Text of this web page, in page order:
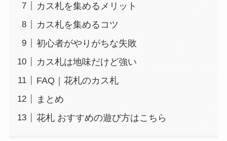
カス札を集めるメリット
カス札を集めるコツ
初心者がやりがちな失敗
カス札は地味だけど強い
FAQ｜花札のカス札
まとめ
花札 おすすめの遊び方はこちら